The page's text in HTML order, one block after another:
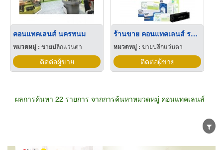
คอนแทคเลนส์ นครพนม
หมวดหมู่ : ขายปลีกแว่นตา
ติดต่อผู้ขาย
ร้านขาย คอนแทคเลนส์ รายปี รายเดือน สุราษฎร์ธานี
หมวดหมู่ :ขายปลีกแว่นตา
ติดต่อผู้ขาย
ผลการค้นหา 22 รายการ จากการค้นหาหมวดหมู่ คอนแทคเลนส์